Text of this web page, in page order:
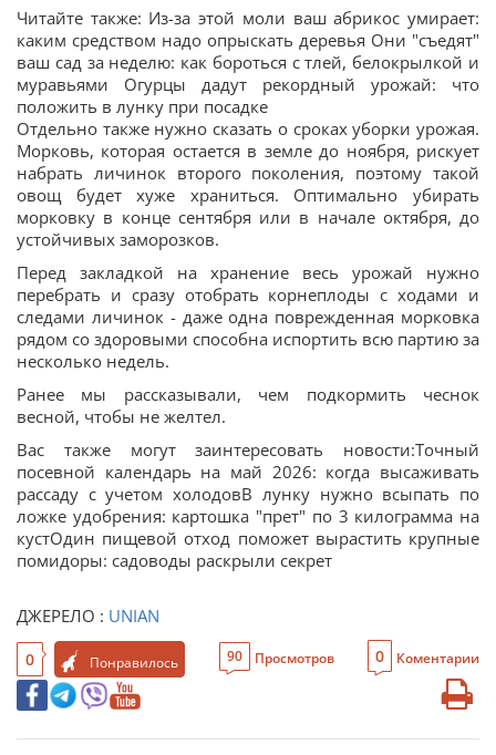
Читайте также: Из-за этой моли ваш абрикос умирает:
каким средством надо опрыскать деревья Они "съедят"
ваш сад за неделю: как бороться с тлей, белокрылкой и
муравьями Огурцы дадут рекордный урожай: что
положить в лунку при посадке
Отдельно также нужно сказать о сроках уборки урожая.
Морковь, которая остается в земле до ноября, рискует
набрать личинок второго поколения, поэтому такой
овощ будет хуже храниться. Оптимально убирать
морковку в конце сентября или в начале октября, до
устойчивых заморозков.
Перед закладкой на хранение весь урожай нужно
перебрать и сразу отобрать корнеплоды с ходами и
следами личинок - даже одна поврежденная морковка
рядом со здоровыми способна испортить всю партию за
несколько недель.
Ранее мы рассказывали, чем подкормить чеснок
весной, чтобы не желтел.
Вас также могут заинтересовать новости:Точный
посевной календарь на май 2026: когда высаживать
рассаду с учетом холодовВ лунку нужно всыпать по
ложке удобрения: картошка "прет" по 3 килограмма на
кустОдин пищевой отход поможет вырастить крупные
помидоры: садоводы раскрыли секрет
ДЖЕРЕЛО : UNIAN
0 Понравилось 90 Просмотров 0 Коментарии